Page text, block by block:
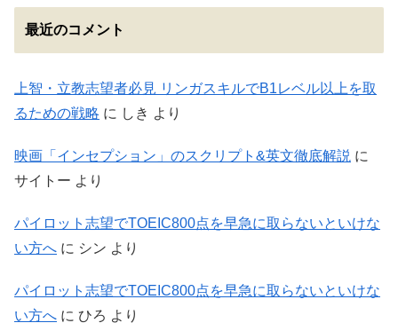
最近のコメント
上智・立教志望者必見 リンガスキルでB1レベル以上を取
るための戦略 に しき より
映画「インセプション」のスクリプト&英文徹底解説 に
サイトー より
パイロット志望でTOEIC800点を早急に取らないといけな
い方へ に シン より
パイロット志望でTOEIC800点を早急に取らないといけな
い方へ に ひろ より